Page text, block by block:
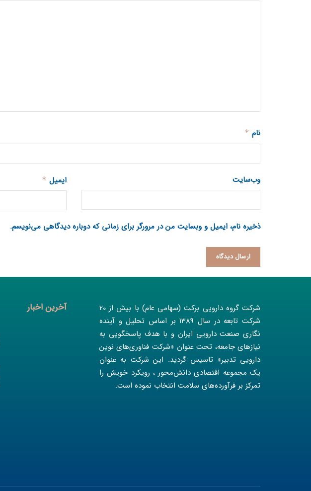
نام *
ایمیل * وب‌سایت
ذخیره نام، ایمیل و وبسایت من در مرورگر برای زمانی که دوباره دیدگاهی می‌نویسم.
شرکت گروه دارویی برکت (سهامی عام) با بیش از 20
شرکت تابعه در سال 1389 بر اساس تحلیل و آینده
نگاری صنعت دارویی ایران و با هدف پاسخگویی به
نیازهای جامعه، تحت عنوان «شرکت فناوری‌های نوین
دارویی تدبیر» تاسیس گردید. این شرکت به عنوان
یک مجموعه اقتصادی دانش‌محور ، رویکرد خویش را
تمرکز بر فرآورده‌های سلامت انتخاب نموده است.
آخرین اخبار